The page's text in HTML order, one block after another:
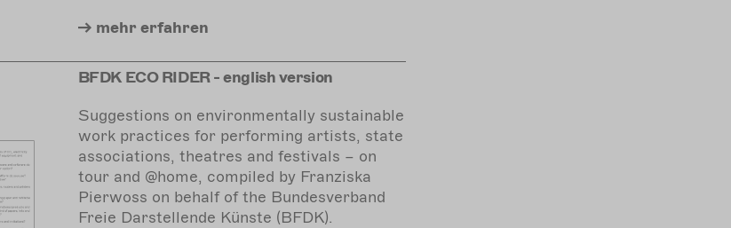
mehr erfahren
BFDK ECO RIDER - english version
Suggestions on environmentally sustainable
work practices for performing artists, state
associations, theatres and festivals – on
tour and @home, compiled by Franziska
Pierwoss on behalf of the Bundesverband
Freie Darstellende Künste (BFDK).